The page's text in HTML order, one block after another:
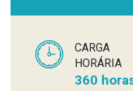
CARGA
HORÁRIA
360